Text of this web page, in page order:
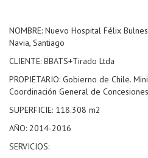
NOMBRE: Nuevo Hospital Félix
Navia, Santiago
CLIENTE: BBATS+Tirado Ltda
PROPIETARIO: Gobierno de Chile.
Coordinación General de
SUPERFICIE: 118.308 m2
AÑO: 2014-2016
SERVICIOS: